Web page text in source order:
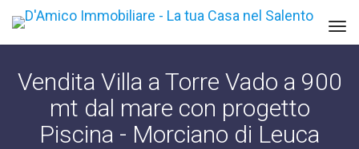
Vendita Villa a Torre Vado a 900
mt dal mare con progetto
Piscina - Morciano di Leuca